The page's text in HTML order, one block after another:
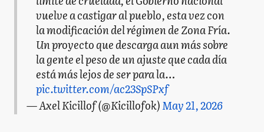
vuelve a castigar al pueblo, esta vez con
la modificación del régimen de Zona Fría.
Un proyecto que descarga aun más sobre
la gente el peso de un ajuste que cada día
está más lejos de ser para la…
pic.twitter.com/ac23SpSPxf
— Axel Kicillof (@Kicillofok)May 21, 2026